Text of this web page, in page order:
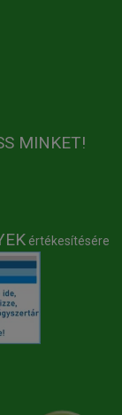
MINKET!
értékesítésére